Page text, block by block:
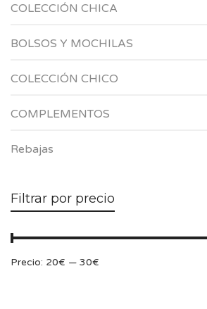
COLECCIÓN CHICA
BOLSOS Y MOCHILAS
COLECCIÓN CHICO
COMPLEMENTOS
Rebajas
Filtrar por precio
Precio: 20€ — 30€